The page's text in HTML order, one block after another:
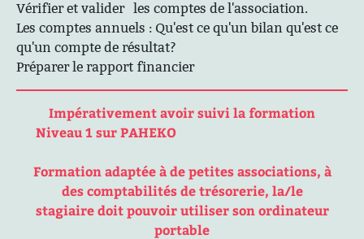
Vérifier et valider les comptes de l'association.
Les comptes annuels : Qu'est ce qu'un bilan qu'est ce
qu'un compte de résultat?
Préparer le rapport financier
Impérativement avoir suivi la formation
Niveau 1 sur PAHEKO
Formation adaptée à de petites associations, à
des comptabilités de trésorerie, la/le
stagiaire doit pouvoir utiliser son ordinateur
portable